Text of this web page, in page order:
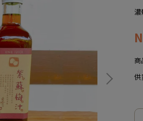
商
供